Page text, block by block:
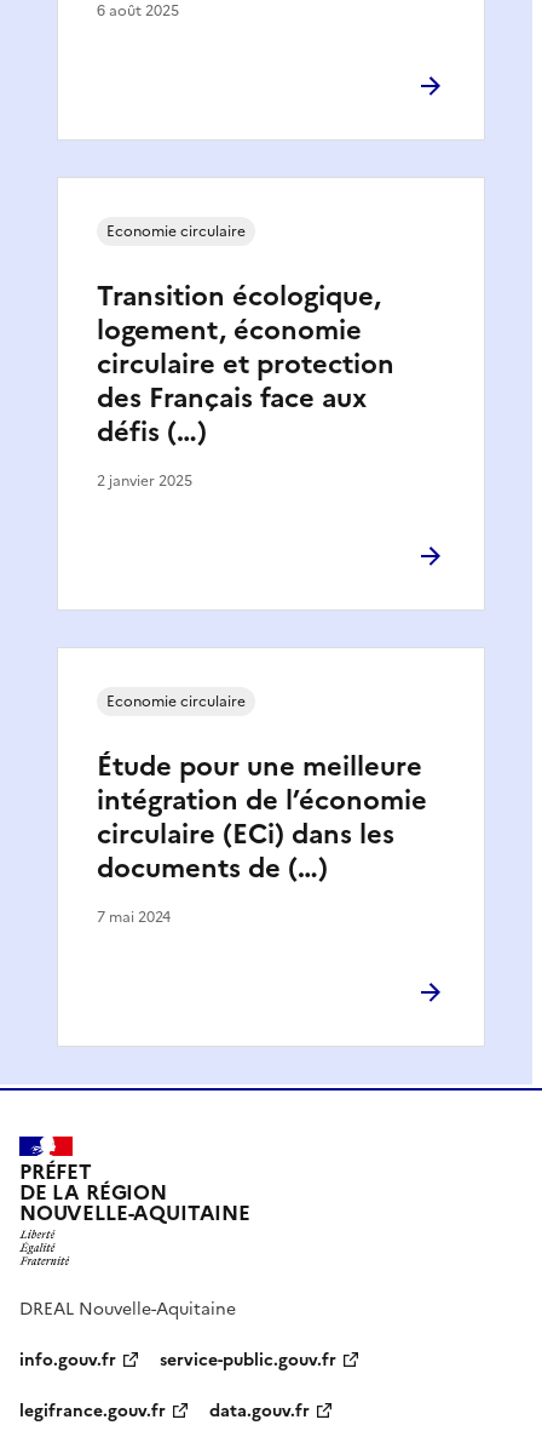
6 août 2025
Transition écologique,
logement, économie
circulaire et protection
des Français face aux
défis (…)
Economie circulaire
2 janvier 2025
Étude pour une meilleure
intégration de l’économie
circulaire (ECi) dans les
documents de (…)
Economie circulaire
7 mai 2024
PRÉFET
DE LA RÉGION
NOUVELLE-AQUITAINE
DREAL Nouvelle-Aquitaine
info.gouv.fr
service-public.gouv.fr
legifrance.gouv.fr
data.gouv.fr